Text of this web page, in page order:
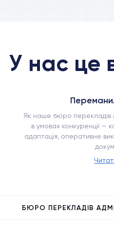
У нас це
Як наше бюро перекладів
в умовах конкуренції —
адаптація, оперативне
БЮРО ПЕРЕКЛАДІВ